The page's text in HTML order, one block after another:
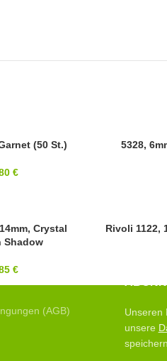
(50 St.)
€
SWAROVSKI
5328,
Crystal
Shadow
€
14MM
Rivoli 1122,
(AGB)
Unseren
unsere
speichern.